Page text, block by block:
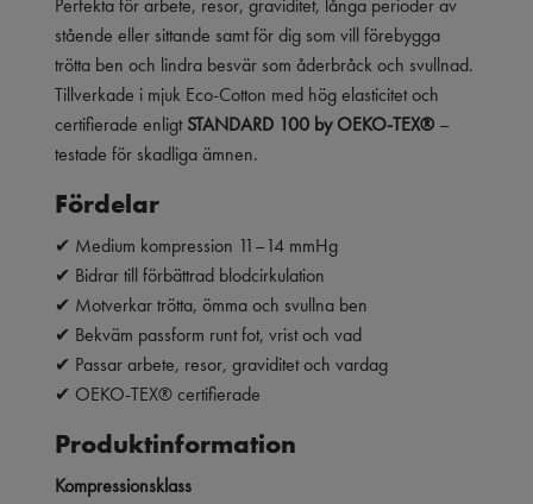
Perfekta för arbete, resor, graviditet, långa perioder av
stående eller sittande samt för dig som vill förebygga
trötta ben och lindra besvär som åderbråck och svullnad.
Tillverkade i mjuk Eco-Cotton med hög elasticitet och
certifierade enligtSTANDARD 100 by OEKO-TEX® –
testade för skadliga ämnen.
Fördelar
✔ Medium kompression 11–14 mmHg
✔ Bidrar till förbättrad blodcirkulation
✔ Motverkar trötta, ömma och svullna ben
✔ Bekväm passform runt fot, vrist och vad
✔ Passar arbete, resor, graviditet och vardag
✔ OEKO-TEX® certifierade
Produktinformation
Kompressionsklass